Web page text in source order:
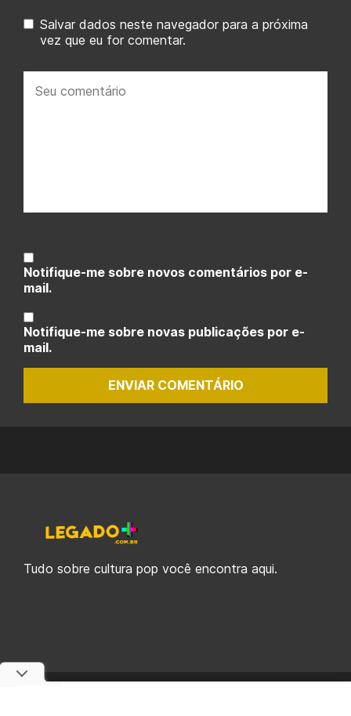
Salvar dados neste navegador para a próxima
vez que eu for comentar.
comentário:
Notifique-me sobre novos comentários por e-
mail.
Notifique-me sobre novas publicações por e-
mail.
ENVIAR COMENTÁRIO
Tudo sobre cultura pop você encontra aqui.